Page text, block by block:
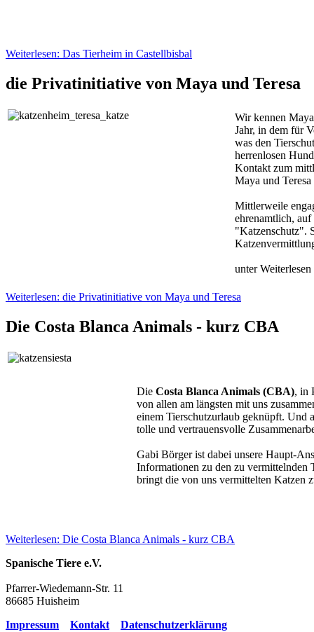
Weiterlesen: Das Tierheim in Castellbisbal
die Privatinitiative von Maya und Teresa
Wir kennen
Jahr, in dem für
was den
herrenlosen
Kontakt zum
Maya und
Mittlerweile
ehrenamtlich, auf
"Katzenschutz".
unter
Weiterlesen: die Privatinitiative von Maya und Teresa
Die Costa Blanca Animals - kurz CBA
Die Costa Blanca Animals (CBA), in
von allen am längsten mit uns
einem Tierschutzurlaub geknüpft. Und
tolle und vertrauensvolle
Gabi Börger ist dabei unsere Haupt-
Informationen zu den zu vermittelnden
bringt die von uns vermittelten Katzen
Weiterlesen: Die Costa Blanca Animals - kurz CBA
Spanische Tiere e.V.
Pfarrer-Wiedemann-Str. 11
86685 Huisheim
Impressum
Kontakt Datenschutzerklärung